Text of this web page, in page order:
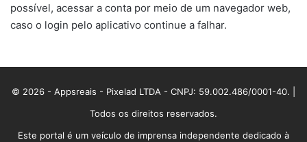
possível, acessar a conta por meio de um navegador web,
caso o login pelo aplicativo continue a falhar.
© 2026 - Appsreais - Pixelad LTDA - CNPJ: 59.002.486/0001-40. |
Todos os direitos reservados.
Este portal é um veículo de imprensa independente dedicado à